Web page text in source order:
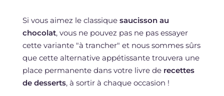
Si vous aimez le classique saucisson au
chocolat, vous ne pouvez pas ne pas essayer
cette variante "à trancher" et nous sommes sûrs
que cette alternative appétissante trouvera une
place permanente dans votre livre de recettes
de desserts, à sortir à chaque occasion !